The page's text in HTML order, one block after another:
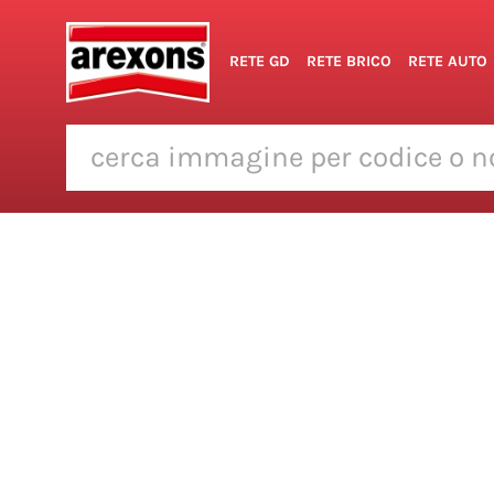
RETE GD RETE BRICO RETE AUTO